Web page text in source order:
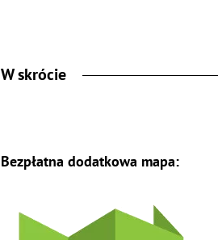
W skrócie
Bezpłatna dodatkowa mapa: